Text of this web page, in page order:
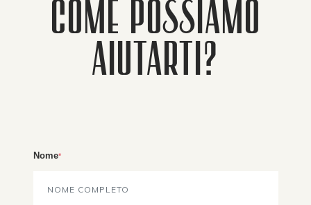
COME POSSIAMO
AIUTARTI?
Nome*